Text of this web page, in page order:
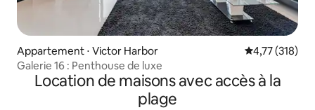
Appartement ⋅ Victor Harbor Évaluation
4,77 (318)
Galerie 16 : Penthouse de luxe
Location de maisons avec accès à la
plage